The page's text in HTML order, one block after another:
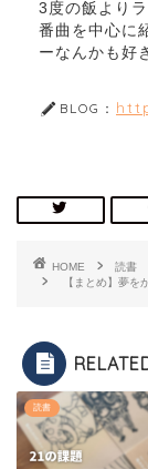
3度の飯より
番曲を中心に
ーなんかも好
BLOG：
HOME
読書
【まとめ】夢を
読書